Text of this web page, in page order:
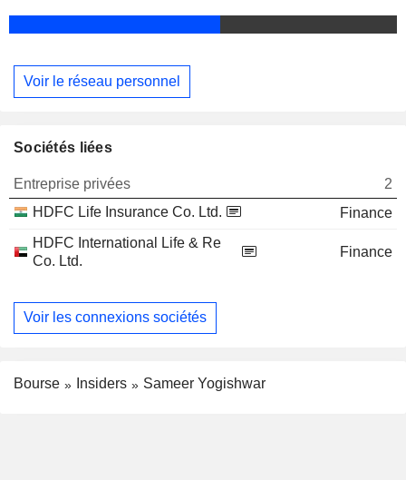
Voir le réseau personnel
Sociétés liées
Entreprise privées
2
HDFC Life Insurance Co. Ltd.
Finance
HDFC International Life & Re
Co. Ltd.
Finance
Voir les connexions sociétés
Bourse Insiders Sameer Yogishwar